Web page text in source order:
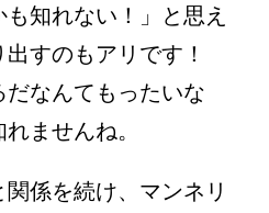
知れない！」と思え
すのもアリです！
だなんてもったいな
ませんね。
係を続け、マンネリ